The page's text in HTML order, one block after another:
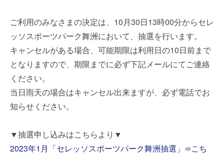
ご利用のみなさまの決定は、10月30日13時00分からセレ
ッソスポーツパーク舞洲において、抽選を行います。
キャンセルがある場合、可能期限は利用日の10日前まで
となりますので、期限までに必ず下記メールにてご連絡
ください。
当日雨天の場合はキャンセル出来ますが、必ず電話でお
知らせください。
▼抽選申し込みはこちらより▼
2023年1月「セレッソスポーツパーク舞洲抽選」➾こち